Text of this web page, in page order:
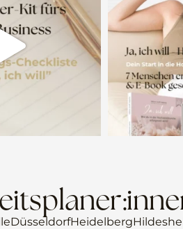
DüsseldorfHeidelberg